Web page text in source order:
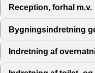
Reception, forhal m.v.
Bygningsindretning
Indretning af